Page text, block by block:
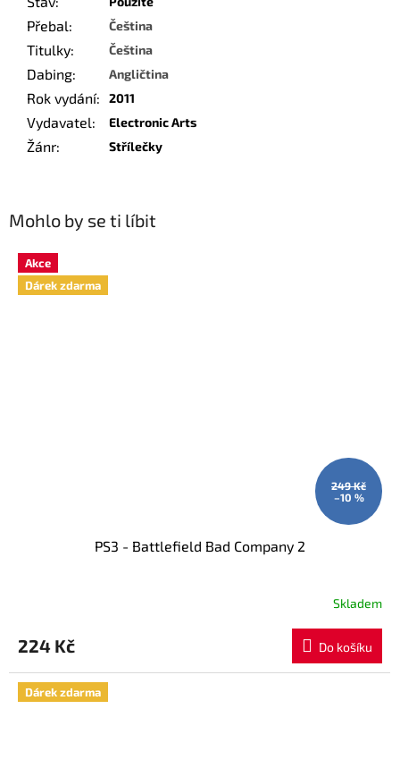
Mohlo by se ti líbit
Akce
Dárek zdarma
249 Kč
–10 %
PS3 - Battlefield Bad Company 2
Skladem
224 Kč Do košíku
Dárek zdarma
Přebal: Čeština
Titulky: Čeština
Dabing: Angličtina
Rok vydání: 2011
Vydavatel: Electronic Arts
Žánr: Střílečky